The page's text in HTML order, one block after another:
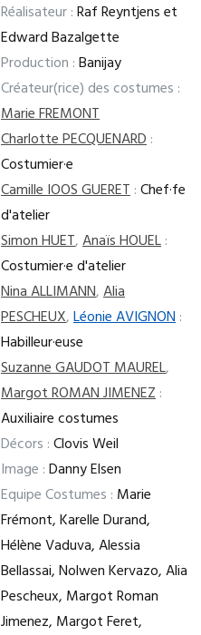
Réalisateur :Raf Reyntjens et
Edward Bazalgette
Production :Banijay
Créateur(rice) des costumes :
Marie FREMONT
Charlotte PECQUENARD:
Costumier·e
Camille IOOS GUERET:Chef·fe
d'atelier
Simon HUET,Anaïs HOUEL:
Costumier·e d'atelier
Nina ALLIMANN,Alia
PESCHEUX,Léonie AVIGNON:
Habilleur·euse
Suzanne GAUDOT MAUREL,
Margot ROMAN JIMENEZ:
Auxiliaire costumes
Décors :Clovis Weil
Image :Danny Elsen
Equipe Costumes : Marie
Frémont, Karelle Durand,
Hélène Vaduva, Alessia
Bellassai, Nolwen Kervazo, Alia
Pescheux, Margot Roman
Jimenez, Margot Feret,